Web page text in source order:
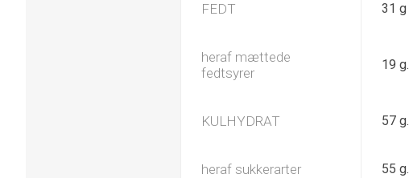
FEDT 31 g
heraf mættede
fedtsyrer
19 g.
KULHYDRAT 57 g.
heraf sukkerarter 55 g.